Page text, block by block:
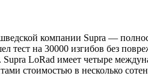
компании Supra —
тест на 30000 изгибов без
LoRad имеет четыре
стоимостью в несколько